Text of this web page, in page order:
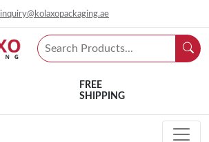
inquiry@kolaxopackaging.ae
FREE
SHIPPING